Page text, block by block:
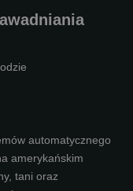
automatycznego
amerykańskim
tani oraz